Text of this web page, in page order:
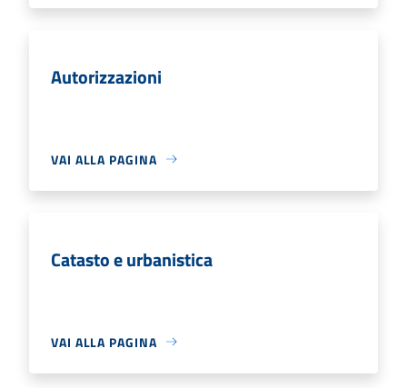
Autorizzazioni
VAI ALLA PAGINA
Catasto e urbanistica
VAI ALLA PAGINA